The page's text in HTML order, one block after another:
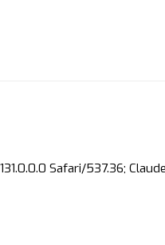
Safari/537.36;